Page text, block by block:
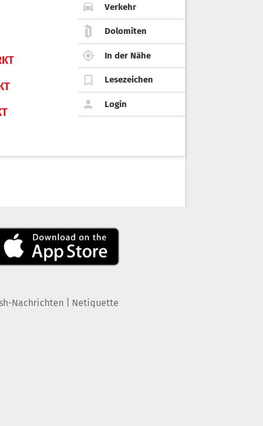
Verkehr
Dolomiten
In der Nähe
Lesezeichen
Login
Nachrichten Netiquette